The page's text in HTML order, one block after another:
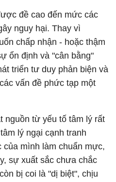
đề cao đến mức các
nguy hại. Thay vì
chấp nhận - hoặc thậm
ổn định và "cân bằng"
triển tư duy phản biện và
vấn đề phức tạp một
nguồn từ yếu tố tâm lý rất
lý ngại cạnh tranh
của mình làm chuẩn mực,
sự xuất sắc chưa chắc
bị coi là "dị biệt", chịu